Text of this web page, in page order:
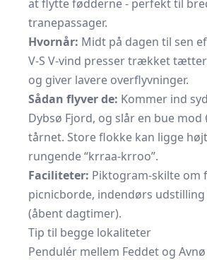
at flytte fødderne - perfekt til
tranepassager.
Hvornår: Midt på dagen til sen
V-S V-vind presser trækket
og giver lavere overflyvninger.
Sådan flyver de: Kommer ind
Dybsø Fjord, og slår en bue
tårnet. Store flokke kan ligge
rungende “krraa-krroo”.
Faciliteter: Piktogram-skilte om
picnicborde, indendørs
(åbent dagtimer).
Tip til begge lokaliteter
Pendulér mellem Feddet og